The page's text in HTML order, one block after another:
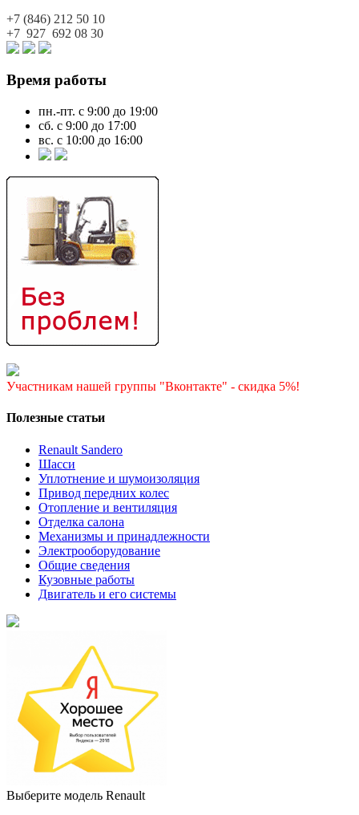
+7 (846) 212 50 10
+7 927 692 08 30
Время работы
пн.-пт. с 9:00 до 19:00
сб. с 9:00 до 17:00
вс. с 10:00 до 16:00
Участникам нашей группы "Вконтакте" - скидка 5%!
Полезные статьи
Renault Sandero
Шасси
Уплотнение и шумоизоляция
Привод передних колес
Отопление и вентиляция
Отделка салона
Механизмы и принадлежности
Электрооборудование
Общие сведения
Кузовные работы
Двигатель и его системы
Выберите модель Renault